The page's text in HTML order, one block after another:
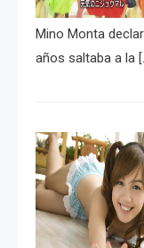
Mino Monta
años saltaba a la